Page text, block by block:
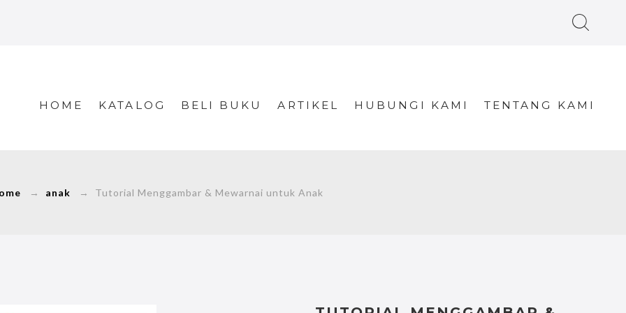
HOME KATALOG BELI BUKU ARTIKEL HUBUNGI KAMI TENTANG KAMI
→ anak → Tutorial Menggambar & Mewarnai untuk Anak